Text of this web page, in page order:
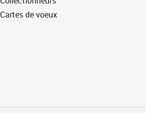
Cartes de voeux